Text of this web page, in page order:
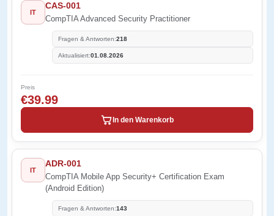
IT
CAS-001
CompTIA Advanced Security Practitioner
Fragen & Antworten:218
Aktualisiert:01.08.2026
Preis
€39.99
In den Warenkorb
IT
ADR-001
CompTIA Mobile App Security+ Certification Exam
(Android Edition)
Fragen & Antworten:143